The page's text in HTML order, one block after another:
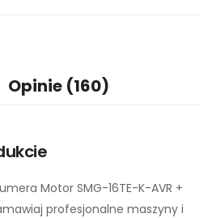
Opinie (160)
Motor SMG-16TE-K-AVR +
profesjonalne maszyny i